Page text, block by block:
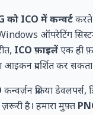
को ICO में कन्वर्ट
ऑपरेटिंग
ICO फ़ाइलेंएक ही
आइकन प्रदर्शित कर
कन्वर्ज़न प्रक्रिया
है। हमारा मुफ़्त